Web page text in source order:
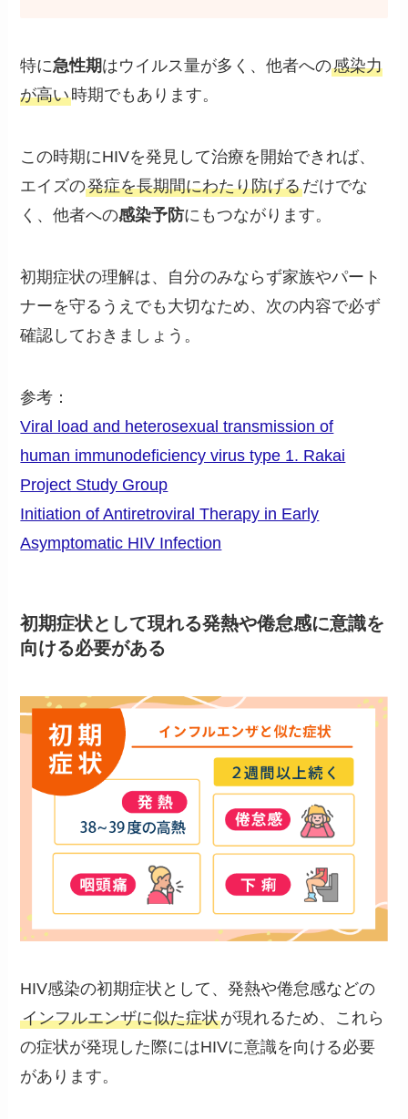
特に急性期はウイルス量が多く、他者への感染力
が高い時期でもあります。
この時期にHIVを発見して治療を開始できれば、
エイズの発症を長期間にわたり防げるだけでな
く、他者への感染予防にもつながります。
初期症状の理解は、自分のみならず家族やパート
ナーを守るうえでも大切なため、次の内容で必ず
確認しておきましょう。
参考：
Viral load and heterosexual transmission of
human immunodeficiency virus type 1. Rakai
Project Study Group
Initiation of Antiretroviral Therapy in Early
Asymptomatic HIV Infection
初期症状として現れる発熱や倦怠感に意識を
向ける必要がある
HIV感染の初期症状として、発熱や倦怠感などの
インフルエンザに似た症状が現れるため、これら
の症状が発現した際にはHIVに意識を向ける必要
があります。